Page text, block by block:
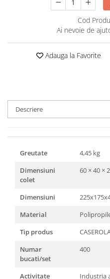
Triunghiuri si accesorii pizza
Cod
Ai nevoie de
Adauga la Favorite
Descriere
Greutate
4,45 kg
Dimensiuni
colet
60 × 40 ×
Dimensiuni
Material
Tip produs
Numar
bucati/set
400
Activitate
Industria